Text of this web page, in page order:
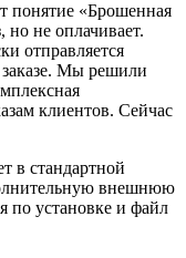
понятие «Брошенная
но не оплачивает.
отправляется
Мы решили
клиентов. Сейчас
в стандартной
внешнюю
по установке и файл